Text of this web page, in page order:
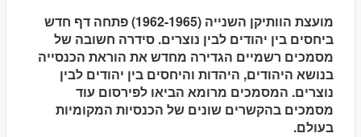
מועצת הוותיקן השנייה (1962-1965) פתחה דף חדש
ביחסים בין יהודים לבין נוצרים. סידרה חשובה של
מסמכים רשמיים הגדירה מחדש את הוראת הכנסייה
בנושא היהודים, היהדות והיחסים בין יהודים לבין
נוצרים. המסמכים מרומא הביאו לפירסום עוד
מסמכים בהקשרים שונים של הכנסיות המקומיות
בעולם.